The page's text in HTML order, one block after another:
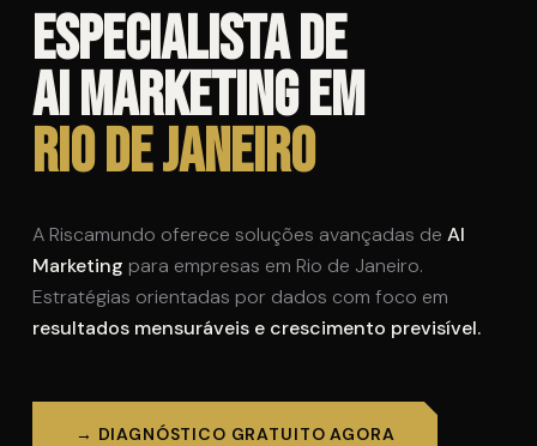
Especialista de
AI Marketing em
Rio de Janeiro
A Riscamundo oferece soluções avançadas de AI
Marketing para empresas em Rio de Janeiro.
Estratégias orientadas por dados com foco em
resultados mensuráveis e crescimento previsível.
→ DIAGNÓSTICO GRATUITO AGORA